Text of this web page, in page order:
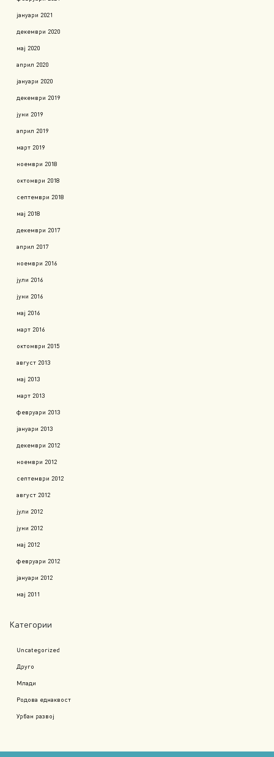
јануари 2021
декември 2020
мај 2020
април 2020
јануари 2020
декември 2019
јуни 2019
април 2019
март 2019
ноември 2018
октомври 2018
септември 2018
мај 2018
декември 2017
април 2017
ноември 2016
јули 2016
јуни 2016
мај 2016
март 2016
октомври 2015
август 2013
мај 2013
март 2013
февруари 2013
јануари 2013
декември 2012
ноември 2012
септември 2012
август 2012
јули 2012
јуни 2012
мај 2012
февруари 2012
јануари 2012
мај 2011
Категории
Uncategorized
Друго
Млади
Родова еднаквост
Урбан развој